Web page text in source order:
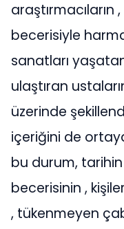
araştırmacıların
becerisiyle
sanatları
ulaştıran
üzerinde
içeriğini de
bu durum,
becerisinin ,
, tükenmeyen